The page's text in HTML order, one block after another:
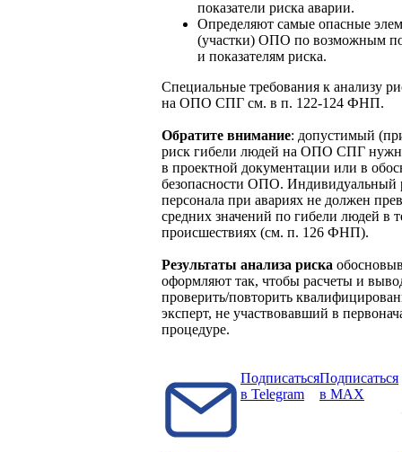
показатели риска аварии.
Определяют самые опасные
(участки) ОПО по возможным
и показателям риска.
Специальные требования к анализу
на ОПО СПГ см. в п. 122-124 ФНП.
Обратите внимание: допустимый
риск гибели людей на ОПО СПГ
в проектной документации или в
безопасности ОПО. Индивидуальный
персонала при авариях не должен
средних значений по гибели людей в
происшествиях (см. п. 126 ФНП).
Результаты анализа риска
оформляют так, чтобы расчеты и
проверить/повторить
эксперт, не участвовавший в
процедуре.
Подписаться
в Telegram
Подписаться
в MAX